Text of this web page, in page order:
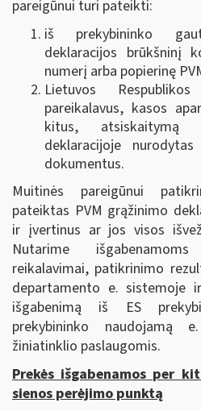
pareigūnui turi pateikti:
iš prekybininko
deklaracijos brūkšninį
numerį arba popierinę
Lietuvos
pareikalavus, kasos
kitus,
deklaracijoje
dokumentus.
Muitinės pareigūnui
pateiktas PVM grąžinimo
ir įvertinus ar jos visos
Nutarime
reikalavimai, patikrinimo
departamento e. sistemoje
išgabenimą iš ES
prekybininko naudojamą
žiniatinklio paslaugomis.
Prekės išgabenamos per
sienos perėjimo punktą